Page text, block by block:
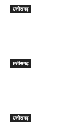
छत्तीसगढ़
छत्तीसगढ़
छत्तीसगढ़